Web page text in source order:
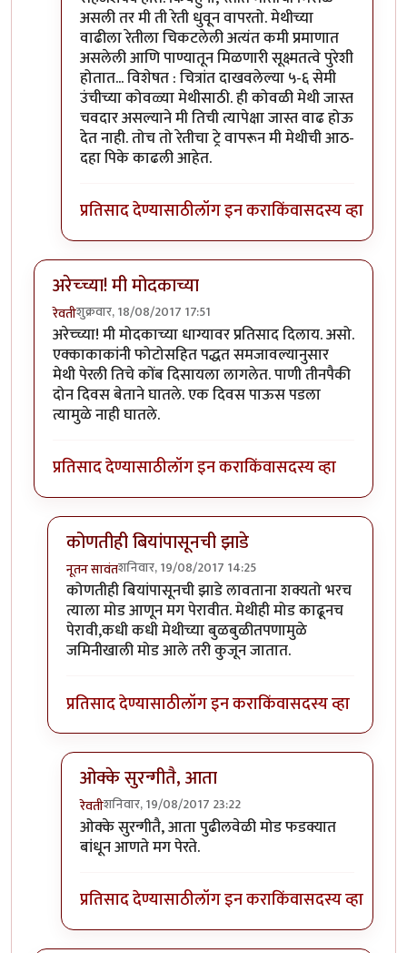
असली तर मी ती रेती धुवून वापरतो. मेथीच्या
वाढीला रेतीला चिकटलेली अत्यंत कमी प्रमाणात
असलेली आणि पाण्यातून मिळणारी सूक्ष्मतत्वे पुरेशी
होतात... विशेषत : चित्रांत दाखवलेल्या ५-६ सेमी
उंचीच्या कोवळ्या मेथीसाठी. ही कोवळी मेथी जास्त
चवदार असल्याने मी तिची त्यापेक्षा जास्त वाढ होऊ
देत नाही. तोच तो रेतीचा ट्रे वापरून मी मेथीची आठ-
दहा पिके काढली आहेत.
प्रतिसाद देण्यासाठीलॉग इन कराकिंवासदस्य व्हा
अरेच्च्या! मी मोदकाच्या
रेवतीशुक्रवार, 18/08/2017 17:51
अरेच्च्या! मी मोदकाच्या धाग्यावर प्रतिसाद दिलाय. असो.
एक्काकाकांनी फोटोसहित पद्धत समजावल्यानुसार
मेथी पेरली तिचे कोंब दिसायला लागलेत. पाणी तीनपैकी
दोन दिवस बेताने घातले. एक दिवस पाऊस पडला
त्यामुळे नाही घातले.
प्रतिसाद देण्यासाठीलॉग इन कराकिंवासदस्य व्हा
कोणतीही बियांपासूनची झाडे
नूतन सावंतशनिवार, 19/08/2017 14:25
In reply toअरेच्च्या! मी मोदकाच्याbyरेवती
कोणतीही बियांपासूनची झाडे लावताना शक्यतो भरच
त्याला मोड आणून मग पेरावीत. मेथीही मोड काढूनच
पेरावी,कधी कधी मेथीच्या बुळबुळीतपणामुळे
जमिनीखाली मोड आले तरी कुजून जातात.
प्रतिसाद देण्यासाठीलॉग इन कराकिंवासदस्य व्हा
ओक्के सुरन्गीतै, आता
रेवतीशनिवार, 19/08/2017 23:22
In reply toकोणतीही बियांपासूनची झाडेbyनूतन सावंत
ओक्के सुरन्गीतै, आता पुढीलवेळी मोड फडक्यात
बांधून आणते मग पेरते.
प्रतिसाद देण्यासाठीलॉग इन कराकिंवासदस्य व्हा